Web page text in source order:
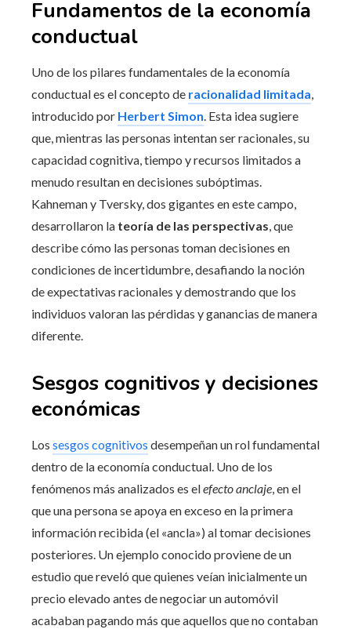
Fundamentos de la economía
conductual
Uno de los pilares fundamentales de la economía
conductual es el concepto de racionalidad limitada,
introducido por Herbert Simon. Esta idea sugiere
que, mientras las personas intentan ser racionales, su
capacidad cognitiva, tiempo y recursos limitados a
menudo resultan en decisiones subóptimas.
Kahneman y Tversky, dos gigantes en este campo,
desarrollaron la teoría de las perspectivas, que
describe cómo las personas toman decisiones en
condiciones de incertidumbre, desafiando la noción
de expectativas racionales y demostrando que los
individuos valoran las pérdidas y ganancias de manera
diferente.
Sesgos cognitivos y decisiones
económicas
Los sesgos cognitivos desempeñan un rol fundamental
dentro de la economía conductual. Uno de los
fenómenos más analizados es elefecto anclaje, en el
que una persona se apoya en exceso en la primera
información recibida (el «ancla») al tomar decisiones
posteriores. Un ejemplo conocido proviene de un
estudio que reveló que quienes veían inicialmente un
precio elevado antes de negociar un automóvil
acababan pagando más que aquellos que no contaban